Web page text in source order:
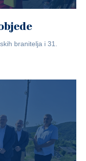
branitelja i 31.